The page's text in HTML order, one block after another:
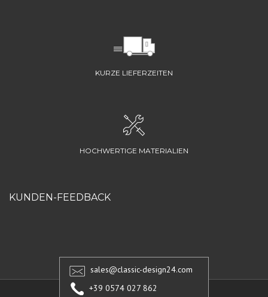
KURZE LIEFERZEITEN
HOCHWERTIGE MATERIALIEN
KUNDEN-FEEDBACK
sales@classic-design24.com
+39 0574 027 862